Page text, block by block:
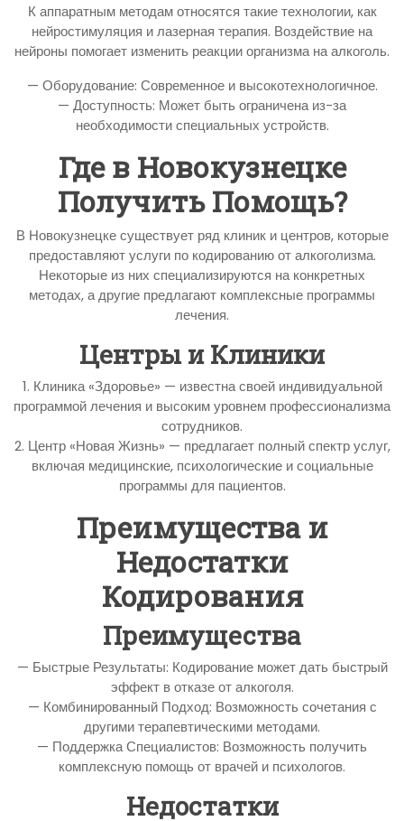
К аппаратным методам относятся такие технологии, как
нейростимуляция и лазерная терапия. Воздействие на
нейроны помогает изменить реакции организма на алкоголь.
— Оборудование: Современное и высокотехнологичное.
— Доступность: Может быть ограничена из-за
необходимости специальных устройств.
Где в Новокузнецке
Получить Помощь?
В Новокузнецке существует ряд клиник и центров, которые
предоставляют услуги по кодированию от алкоголизма.
Некоторые из них специализируются на конкретных
методах, а другие предлагают комплексные программы
лечения.
Центры и Клиники
1. Клиника «Здоровье» — известна своей индивидуальной
программой лечения и высоким уровнем профессионализма
сотрудников.
2. Центр «Новая Жизнь» — предлагает полный спектр услуг,
включая медицинские, психологические и социальные
программы для пациентов.
Преимущества и
Недостатки
Кодирования
Преимущества
— Быстрые Результаты: Кодирование может дать быстрый
эффект в отказе от алкоголя.
— Комбинированный Подход: Возможность сочетания с
другими терапевтическими методами.
— Поддержка Специалистов: Возможность получить
комплексную помощь от врачей и психологов.
Недостатки